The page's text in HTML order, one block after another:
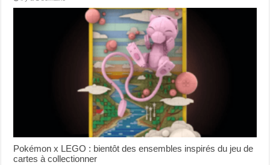
Pokémon x LEGO : bientôt des ensembles inspirés du jeu de
cartes à collectionner